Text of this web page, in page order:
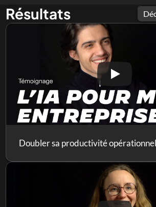
Résultats
Doubler sa productivité